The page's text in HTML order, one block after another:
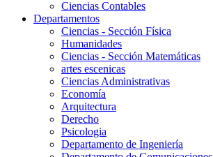
Ciencias Contables
Departamentos
Ciencias - Sección Física
Humanidades
Ciencias - Sección Matemáticas
artes escenicas
Ciencias Administrativas
Economía
Arquitectura
Derecho
Psicologia
Departamento de Ingeniería